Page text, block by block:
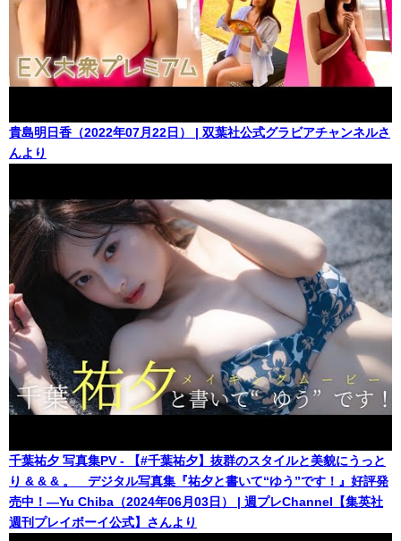
貴島明日香（2022年07月22日） | 双葉社公式グラビアチャンネルさ
んより
千葉祐夕 写真集PV - 【#千葉祐夕】抜群のスタイルと美貌にうっと
り & & & 。 デジタル写真集『祐夕と書いて“ゆう”です！』好評発
売中！―Yu Chiba（2024年06月03日） | 週プレChannel【集英社
週刊プレイボーイ公式】さんより